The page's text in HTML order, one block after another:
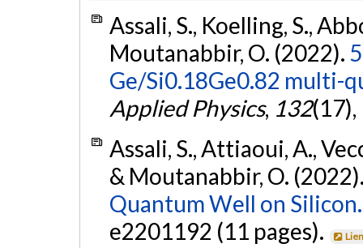
Assali, S., Koelling, S.,
Moutanabbir, O. (2022).
Ge/Si0.18Ge0.82 multi-
Applied Physics, 132(17),
Assali, S., Attiaoui, A.,
& Moutanabbir, O.
Quantum Well on Silicon.
e2201192 (11 pages).